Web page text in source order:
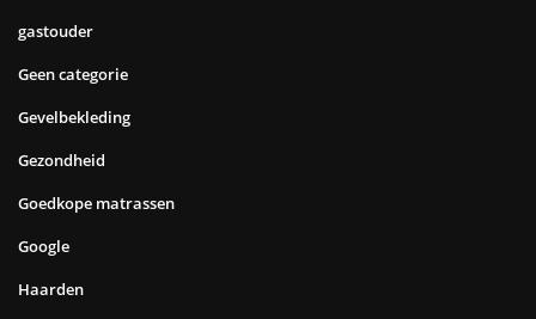
gastouder
Geen categorie
Gevelbekleding
Gezondheid
Goedkope matrassen
Google
Haarden